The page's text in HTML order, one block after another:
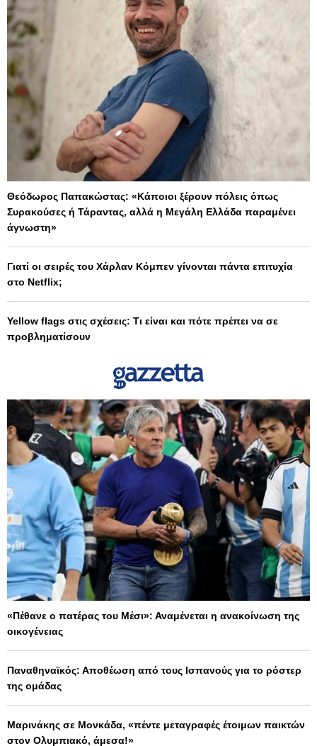
Θεόδωρος Παπακώστας: «Κάποιοι ξέρουν πόλεις όπως
Συρακούσες ή Τάραντας, αλλά η Μεγάλη Ελλάδα παραμένει
άγνωστη»
Γιατί οι σειρές του Χάρλαν Κόμπεν γίνονται πάντα επιτυχία
στο Netflix;
Yellow flags στις σχέσεις: Τι είναι και πότε πρέπει να σε
προβληματίσουν
«Πέθανε ο πατέρας του Μέσι»: Αναμένεται η ανακοίνωση της
οικογένειας
Παναθηναϊκός: Αποθέωση από τους Ισπανούς για το ρόστερ
της ομάδας
Μαρινάκης σε Μονκάδα, «πέντε μεταγραφές έτοιμων παικτών
στον Ολυμπιακό, άμεσα!»